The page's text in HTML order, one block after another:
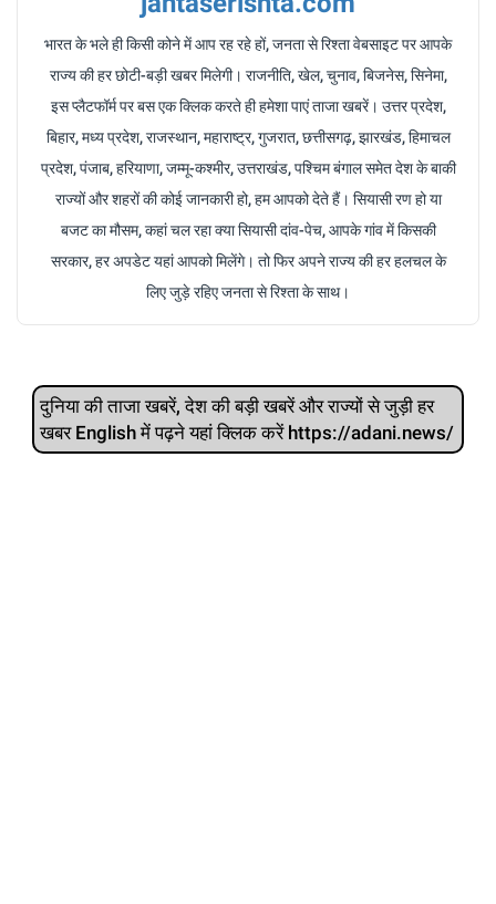
भारत के भले ही किसी कोने में आप रह रहे हों, जनता से रिश्ता वेबसाइट पर आपके
राज्य की हर छोटी-बड़ी खबर मिलेगी। राजनीति, खेल, चुनाव, बिजनेस, सिनेमा,
इस प्लैटफॉर्म पर बस एक क्लिक करते ही हमेशा पाएं ताजा खबरें। उत्तर प्रदेश,
बिहार, मध्य प्रदेश, राजस्थान, महाराष्ट्र, गुजरात, छत्तीसगढ़, झारखंड, हिमाचल
प्रदेश, पंजाब, हरियाणा, जम्मू-कश्मीर, उत्तराखंड, पश्चिम बंगाल समेत देश के बाकी
राज्यों और शहरों की कोई जानकारी हो, हम आपको देते हैं। सियासी रण हो या
बजट का मौसम, कहां चल रहा क्या सियासी दांव-पेच, आपके गांव में किसकी
सरकार, हर अपडेट यहां आपको मिलेंगे। तो फिर अपने राज्य की हर हलचल के
लिए जुड़े रहिए जनता से रिश्ता के साथ।
दुनिया की ताजा खबरें, देश की बड़ी खबरें और राज्‍यों से जुड़ी हर
खबर English में पढ़ने यहां क्लिक करें https://adani.news/